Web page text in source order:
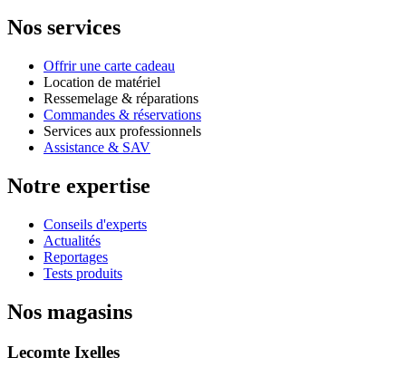
Nos services
Offrir une carte cadeau
Location de matériel
Ressemelage & réparations
Commandes & réservations
Services aux professionnels
Assistance & SAV
Notre expertise
Conseils d'experts
Actualités
Reportages
Tests produits
Nos magasins
Lecomte Ixelles